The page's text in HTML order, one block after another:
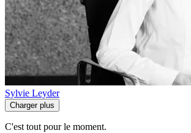
Sylvie Leyder
Charger plus
C'est tout pour le moment.